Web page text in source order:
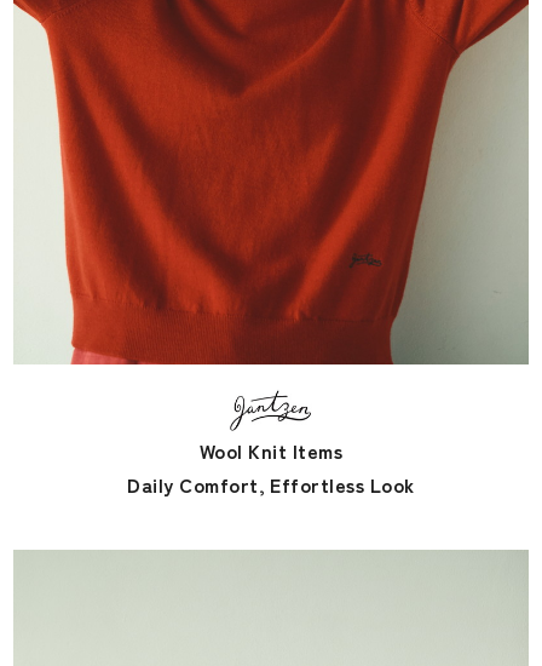
Wool Knit Items
Daily Comfort, Effortless Look